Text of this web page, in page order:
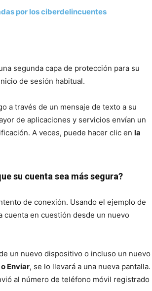
por los ciberdelincuentes
segunda capa de protección para su
de sesión habitual.
a través de un mensaje de texto a su
de aplicaciones y servicios envían un
A veces, puede hacer clic en la
su cuenta sea más segura?
de conexión. Usando el ejemplo de
cuenta en cuestión desde un nuevo
un nuevo dispositivo o incluso un nuevo
Enviar, se lo llevará a una nueva pantalla.
al número de teléfono móvil registrado